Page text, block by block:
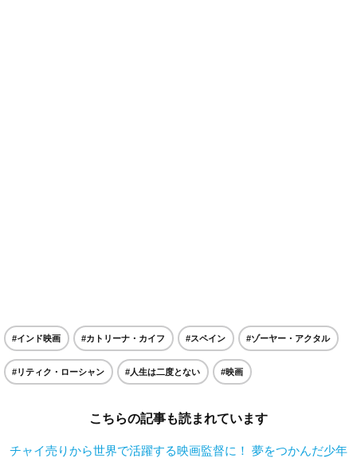
#インド映画 #カトリーナ・カイフ #スペイン #ゾーヤー・アクタル
#リティク・ローシャン #人生は二度とない #映画
こちらの記事も読まれています
チャイ売りから世界で活躍する映画監督に！ 夢をつかんだ少年